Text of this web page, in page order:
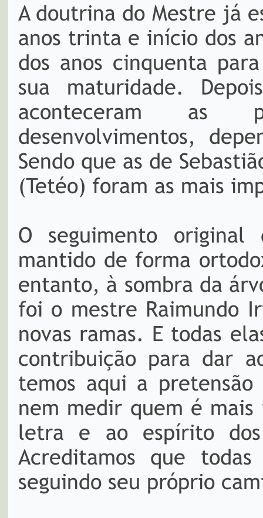
A doutrina do Mestre já
anos trinta e início dos
dos anos cinquenta
sua maturidade.
aconteceram as
desenvolvimentos,
Sendo que as de
(Tetéo) foram as mais
O seguimento
mantido de forma
entanto, à sombra da
foi o mestre Raimundo
novas ramas. E todas
contribuição para dar
temos aqui a
nem medir quem é
letra e ao espírito
Acreditamos que
seguindo seu próprio